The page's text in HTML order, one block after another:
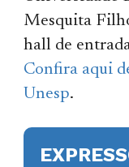
Mesquita
hall de
Confira aqui
Unesp.